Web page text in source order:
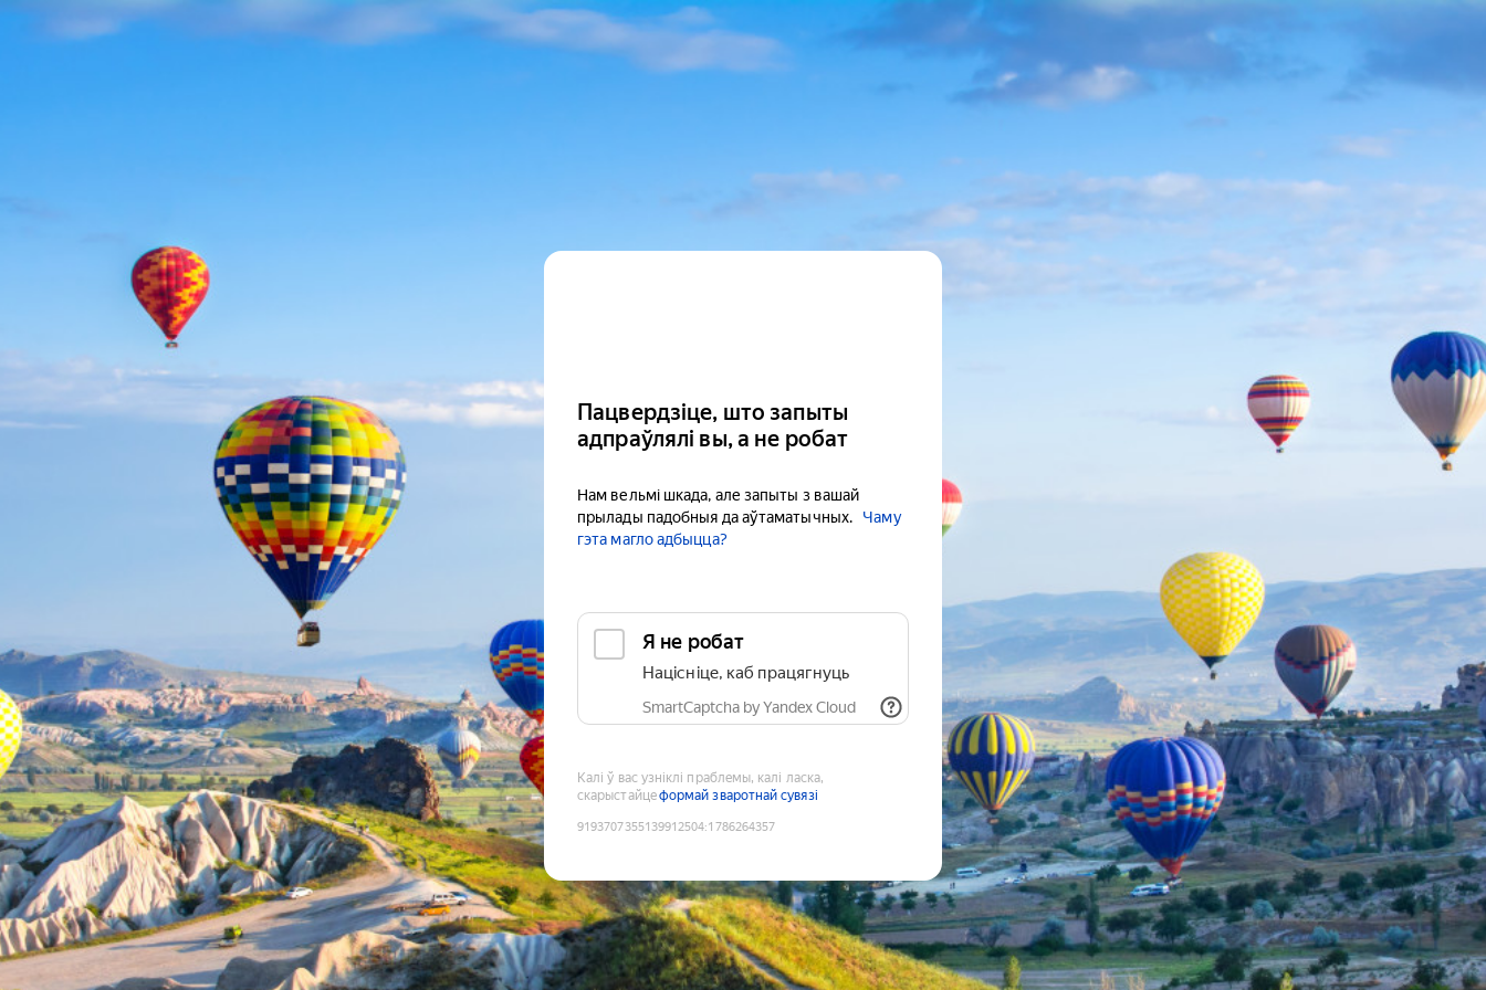
Пацвердзіце, што запыты
адпраўлялі вы, а не робат
Нам вельмі шкада, але запыты з вашай
прылады падобныя да аўтаматычных.
Чаму
гэта магло адбыцца?
Я не робат
Націсніце, каб працягнуць
SmartCaptcha by Yandex Cloud
Калі ў вас узніклі праблемы, калі ласка,
скарыстайцеформай зваротнай сувязі
9193707355139912504:1786264357